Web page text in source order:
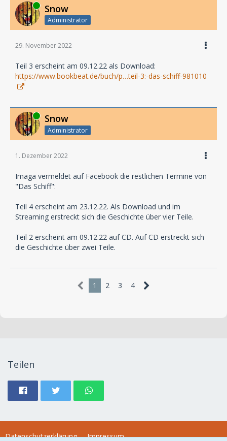
Online Snow
Administrator
29. November 2022
Teil 3 erscheint am 09.12.22 als Download:
https://www.bookbeat.de/buch/p…teil-3:-das-schiff-981010
Online Snow
Administrator
1. Dezember 2022
Imaga vermeldet auf Facebook die restlichen Termine von
"Das Schiff":
Teil 4 erscheint am 23.12.22. Als Download und im
Streaming erstreckt sich die Geschichte über vier Teile.
Teil 2 erscheint am 09.12.22 auf CD. Auf CD erstreckt sich
die Geschichte über zwei Teile.
1 2 3 4
Teilen
Datenschutzerklärung Impressum